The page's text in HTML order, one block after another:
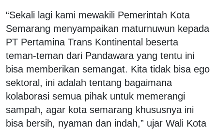
“Sekali lagi kami mewakili Pemerintah Kota
Semarang menyampaikan maturnuwun kepada
PT Pertamina Trans Kontinental beserta
teman-teman dari Pandawara yang tentu ini
bisa memberikan semangat. Kita tidak bisa ego
sektoral, ini adalah tentang bagaimana
kolaborasi semua pihak untuk memerangi
sampah, agar kota semarang khususnya ini
bisa bersih, nyaman dan indah,” ujar Wali Kota